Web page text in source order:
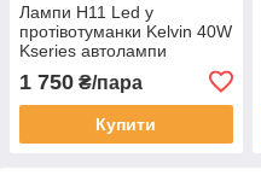
Лампи H11 Led у
протівотуманки Kelvin 40W
Kseries автолампи
1 750 ₴/пара
Купити